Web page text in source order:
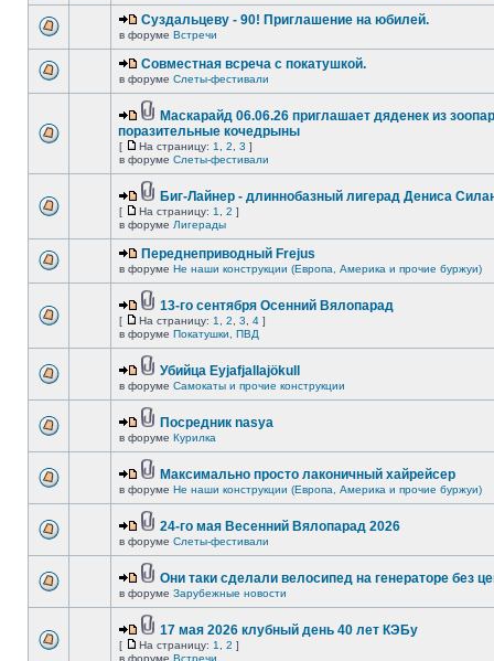
Суздальцеву - 90! Приглашение на юбилей.
в форуме Встречи
Совместная всреча с покатушкой.
в форуме Слеты-фестивали
Маскарайд 06.06.26 приглашает дяденек из
поразительные кочедрыны
[ На страницу: 1 2 3 ]
в форуме Слеты-фестивали
Биг-Лайнер - длиннобазный лигерад Дениса
[ На страницу: 1 2 ]
в форуме Лигерады
Переднеприводный Frejus
в форуме Не наши конструкции (Европа, Америка и прочие буржуи)
13-го сентября Осенний Вялопарад
[ На страницу: 1 2 3 4 ]
в форуме Покатушки, ПВД
Убийца Eyjafjallajökull
в форуме Самокаты и прочие конструкции
Посредник nasya
в форуме Курилка
Максимально просто лаконичный хайрейсер
в форуме Не наши конструкции (Европа, Америка и прочие буржуи)
24-го мая Весенний Вялопарад 2026
в форуме Слеты-фестивали
Они таки сделали велосипед на генераторе без
в форуме Зарубежные новости
17 мая 2026 клубный день 40 лет КЭБу
[ На страницу: 1 2 ]
в форуме Встречи